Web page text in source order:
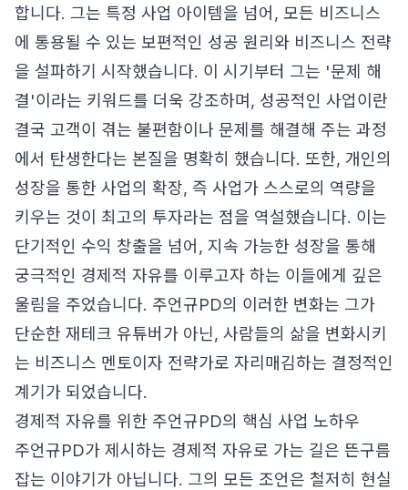
합니다. 그는 특정 사업 아이템을 넘어, 모든 비즈니스
에 통용될 수 있는 보편적인 성공 원리와 비즈니스 전략
을 설파하기 시작했습니다. 이 시기부터 그는 '문제 해
결'이라는 키워드를 더욱 강조하며, 성공적인 사업이란
결국 고객이 겪는 불편함이나 문제를 해결해 주는 과정
에서 탄생한다는 본질을 명확히 했습니다. 또한, 개인의
성장을 통한 사업의 확장, 즉 사업가 스스로의 역량을
키우는 것이 최고의 투자라는 점을 역설했습니다. 이는
단기적인 수익 창출을 넘어, 지속 가능한 성장을 통해
궁극적인 경제적 자유를 이루고자 하는 이들에게 깊은
울림을 주었습니다. 주언규PD의 이러한 변화는 그가
단순한 재테크 유튜버가 아닌, 사람들의 삶을 변화시키
는 비즈니스 멘토이자 전략가로 자리매김하는 결정적인
계기가 되었습니다.
경제적 자유를 위한 주언규PD의 핵심 사업 노하우
주언규PD가 제시하는 경제적 자유로 가는 길은 뜬구름
잡는 이야기가 아닙니다. 그의 모든 조언은 철저히 현실